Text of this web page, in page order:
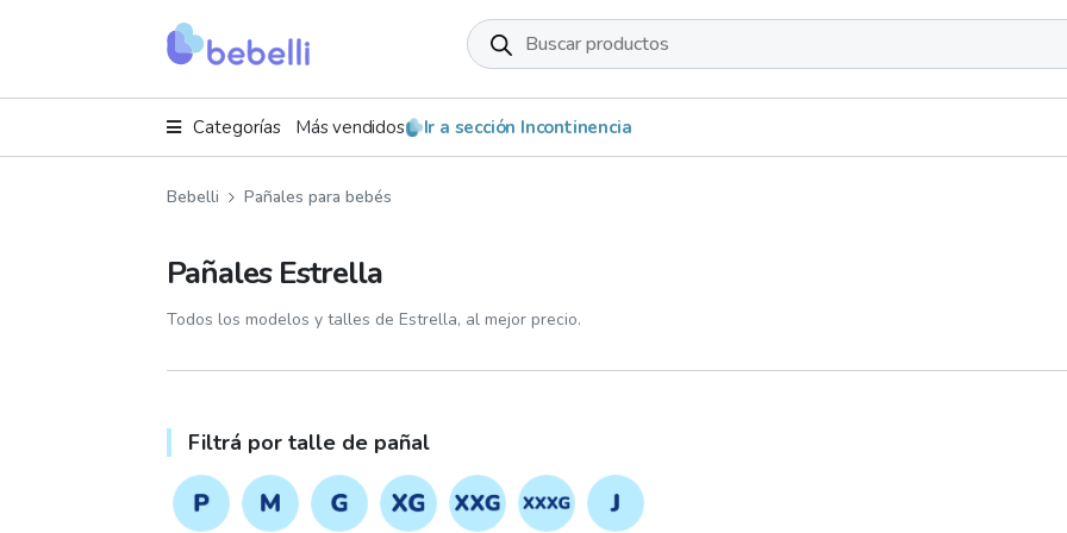
Products
search
Categorías Más vendidos Ir a sección Incontinencia
Bebelli Pañales para bebés
Pañales Estrella
Todos los modelos y talles de Estrella, al mejor precio.
Filtrá por talle de pañal